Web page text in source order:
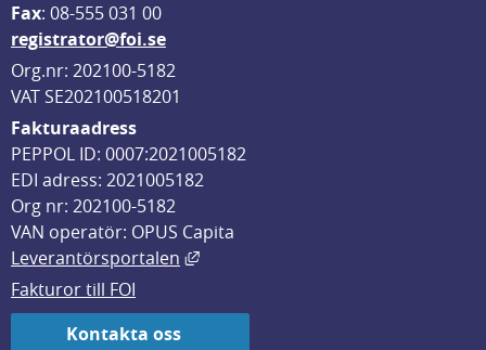
Fax: 08-555 031 00
registrator@foi.se
Org.nr: 202100-5182
VAT SE202100518201
Fakturaadress
PEPPOL ID: 0007:2021005182
EDI adress: 2021005182
Org nr: 202100-5182
VAN operatör: OPUS Capita
Leverantörsportalen
Länk till annan webbplats, öppnas
Fakturor till FOI
Kontakta oss